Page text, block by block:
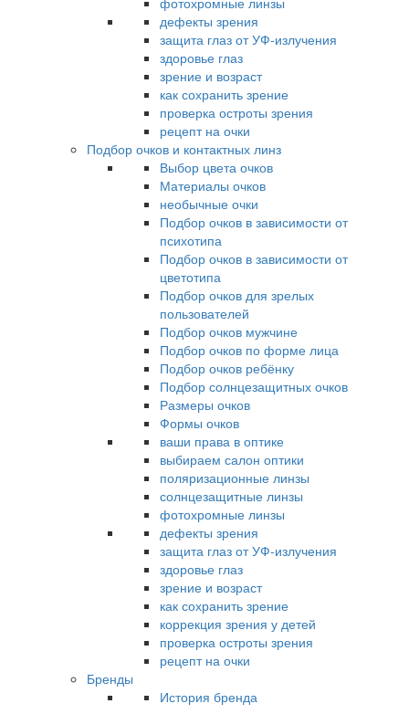
дефекты зрения
защита глаз от УФ-излучения
здоровье глаз
зрение и возраст
как сохранить зрение
проверка остроты зрения
рецепт на очки
Подбор очков и контактных линз
Выбор цвета очков
Материалы очков
необычные очки
Подбор очков в зависимости от
психотипа
Подбор очков в зависимости от
цветотипа
Подбор очков для зрелых
пользователей
Подбор очков мужчине
Подбор очков по форме лица
Подбор очков ребёнку
Подбор солнцезащитных очков
Размеры очков
Формы очков
ваши права в оптике
выбираем салон оптики
поляризационные линзы
солнцезащитные линзы
фотохромные линзы
дефекты зрения
защита глаз от УФ-излучения
здоровье глаз
зрение и возраст
как сохранить зрение
коррекция зрения у детей
проверка остроты зрения
рецепт на очки
Бренды
История бренда